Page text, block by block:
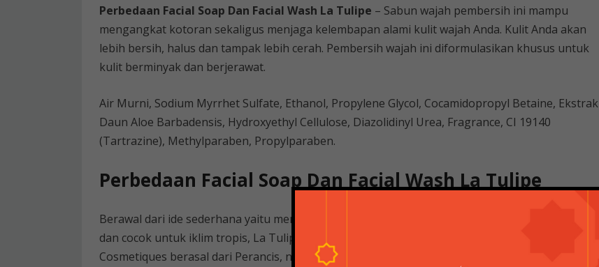
Perbedaan Facial Soap Dan Facial Wash La Tulipe – Sabun wajah pembersih ini mampu
mengangkat kotoran sekaligus menjaga kelembapan alami kulit wajah Anda. Kulit Anda akan
lebih bersih, halus dan tampak lebih cerah. Pembersih wajah ini diformulasikan khusus untuk
kulit berminyak dan berjerawat.
Air Murni, Sodium Myrrhet Sulfate, Ethanol, Propylene Glycol, Cocamidopropyl Betaine, Ekstrak
Daun Aloe Barbadensis, Hydroxyethyl Cellulose, Diazolidinyl Urea, Fragrance, CI 19140
(Tartrazine), Methylparaben, Propylparaben.
Perbedaan Facial Soap Dan Facial Wash La Tulipe
Berawal dari ide sederhana yaitu menciptakan kosmetik yang tidak menimbulkan efek negatif
dan cocok untuk iklim tropis, La Tulipe Cosmetiques didirikan pada tahun 1980. Nama La Tulipe
Cosmetiques berasal dari Perancis, negara asalnya. dari dunia fashion dan kecantikan. “Tulip”